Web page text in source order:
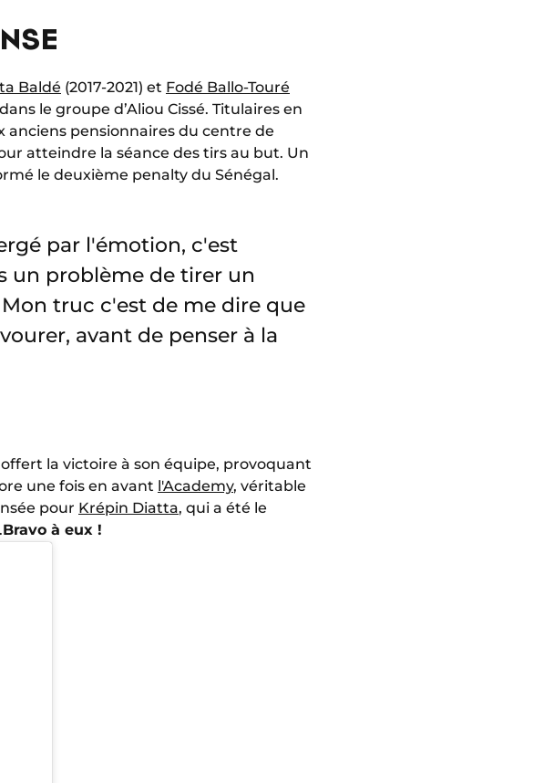
Baldé (2017-2021) et Fodé Ballo-Touré
le groupe d’Aliou Cissé. Titulaires en
anciens pensionnaires du centre de
atteindre la séance des tirs au but. Un
le deuxième penalty du Sénégal.
par l'émotion, c'est
un problème de tirer un
truc c'est de me dire que
avant de penser à la
la victoire à son équipe, provoquant
une fois en avant l'Academy, véritable
pour Krépin Diatta, qui a été le
Bravo à eux !